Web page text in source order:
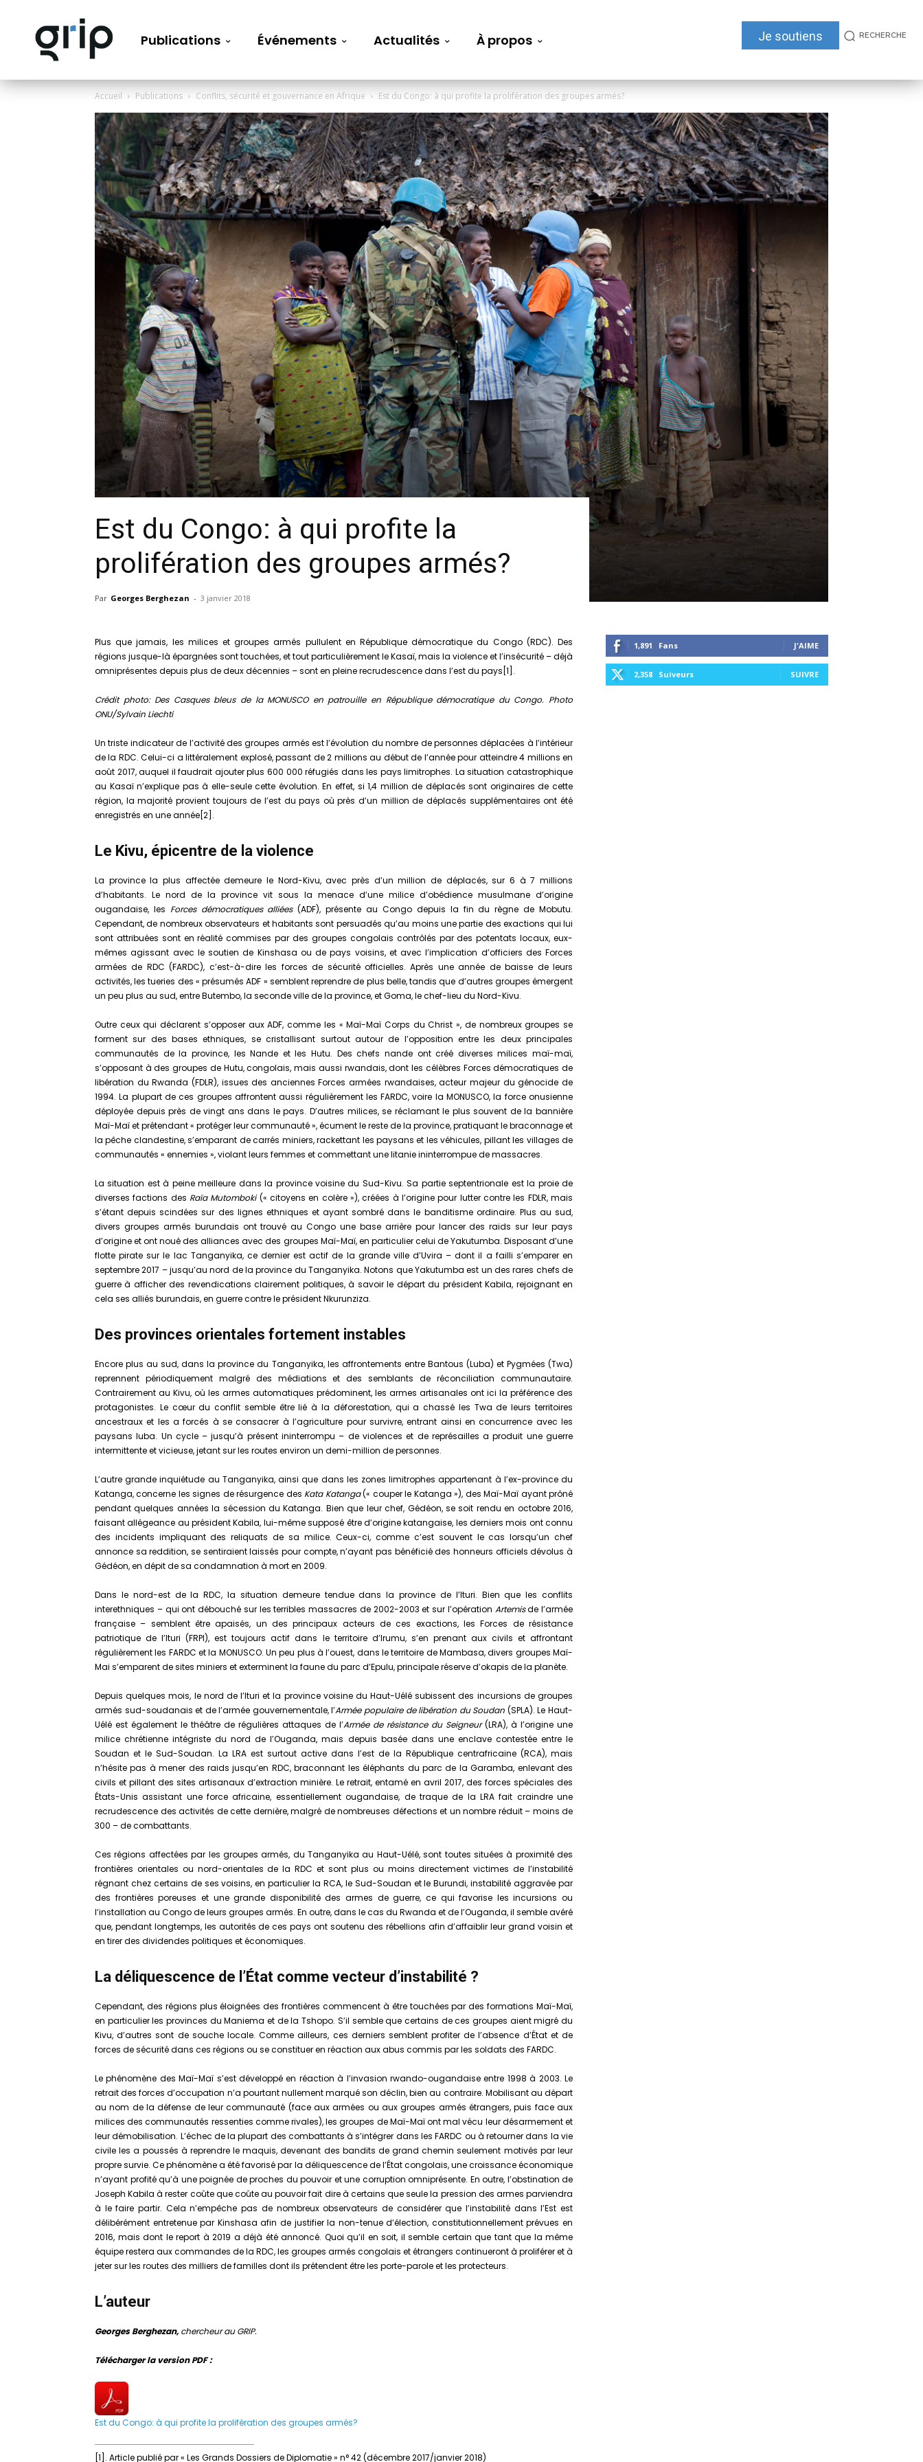
Publications Événements Actualités À propos Je soutiens RECHERCHE
Accueil Publications Conflits, sécurité et gouvernance en Afrique Est du Congo: à qui profite la prolifération des groupes armés?
Est du Congo: à qui profite la
prolifération des groupes armés?
Par Georges Berghezan - 3 janvier 2018
Plus que jamais, les milices et groupes armés pullulent en République démocratique du Congo (RDC). Des
régions jusque-là épargnées sont touchées, et tout particulièrement le Kasaï, mais la violence et l’insécurité – déjà
omniprésentes depuis plus de deux décennies – sont en pleine recrudescence dans l’est du pays[1].
Crédit photo: Des Casques bleus de la MONUSCO en patrouille en République démocratique du Congo. Photo
ONU/Sylvain Liechti
Un triste indicateur de l’activité des groupes armés est l’évolution du nombre de personnes déplacées à l’intérieur
de la RDC. Celui-ci a littéralement explosé, passant de 2 millions au début de l’année pour atteindre 4 millions en
août 2017, auquel il faudrait ajouter plus 600 000 réfugiés dans les pays limitrophes. La situation catastrophique
au Kasaï n’explique pas à elle-seule cette évolution. En effet, si 1,4 million de déplacés sont originaires de cette
région, la majorité provient toujours de l’est du pays où près d’un million de déplacés supplémentaires ont été
enregistrés en une année[2].
Le Kivu, épicentre de la violence
La province la plus affectée demeure le Nord-Kivu, avec près d’un million de déplacés, sur 6 à 7 millions
d’habitants. Le nord de la province vit sous la menace d’une milice d’obédience musulmane d’origine
ougandaise, les Forces démocratiques alliées(ADF), présente au Congo depuis la fin du règne de Mobutu.
Cependant, de nombreux observateurs et habitants sont persuadés qu’au moins une partie des exactions qui lui
sont attribuées sont en réalité commises par des groupes congolais contrôlés par des potentats locaux, eux-
mêmes agissant avec le soutien de Kinshasa ou de pays voisins, et avec l’implication d’officiers des Forces
armées de RDC (FARDC), c’est-à-dire les forces de sécurité officielles. Après une année de baisse de leurs
activités, les tueries des « présumés ADF » semblent reprendre de plus belle, tandis que d’autres groupes émergent
un peu plus au sud, entre Butembo, la seconde ville de la province, et Goma, le chef-lieu du Nord-Kivu.
Outre ceux qui déclarent s’opposer aux ADF, comme les « Maï-Maï Corps du Christ », de nombreux groupes se
forment sur des bases ethniques, se cristallisant surtout autour de l’opposition entre les deux principales
communautés de la province, les Nande et les Hutu. Des chefs nande ont créé diverses milices maï-maï,
s’opposant à des groupes de Hutu, congolais, mais aussi rwandais, dont les célèbres Forces démocratiques de
libération du Rwanda (FDLR), issues des anciennes Forces armées rwandaises, acteur majeur du génocide de
1994. La plupart de ces groupes affrontent aussi régulièrement les FARDC, voire la MONUSCO, la force onusienne
déployée depuis près de vingt ans dans le pays. D’autres milices, se réclamant le plus souvent de la bannière
Maï-Maï et prétendant « protéger leur communauté », écument le reste de la province, pratiquant le braconnage et
la pêche clandestine, s’emparant de carrés miniers, rackettant les paysans et les véhicules, pillant les villages de
communautés « ennemies », violant leurs femmes et commettant une litanie ininterrompue de massacres.
La situation est à peine meilleure dans la province voisine du Sud-Kivu. Sa partie septentrionale est la proie de
diverses factions des Raïa Mutomboki(« citoyens en colère »), créées à l’origine pour lutter contre les FDLR, mais
s’étant depuis scindées sur des lignes ethniques et ayant sombré dans le banditisme ordinaire. Plus au sud,
divers groupes armés burundais ont trouvé au Congo une base arrière pour lancer des raids sur leur pays
d’origine et ont noué des alliances avec des groupes Maï-Maï, en particulier celui de Yakutumba. Disposant d’une
flotte pirate sur le lac Tanganyika, ce dernier est actif de la grande ville d’Uvira – dont il a failli s’emparer en
septembre 2017 – jusqu’au nord de la province du Tanganyika. Notons que Yakutumba est un des rares chefs de
guerre à afficher des revendications clairement politiques, à savoir le départ du président Kabila, rejoignant en
cela ses alliés burundais, en guerre contre le président Nkurunziza.
Des provinces orientales fortement instables
Encore plus au sud, dans la province du Tanganyika, les affrontements entre Bantous (Luba) et Pygmées (Twa)
reprennent périodiquement malgré des médiations et des semblants de réconciliation communautaire.
Contrairement au Kivu, où les armes automatiques prédominent, les armes artisanales ont ici la préférence des
protagonistes. Le cœur du conflit semble être lié à la déforestation, qui a chassé les Twa de leurs territoires
ancestraux et les a forcés à se consacrer à l’agriculture pour survivre, entrant ainsi en concurrence avec les
paysans luba. Un cycle – jusqu’à présent ininterrompu – de violences et de représailles a produit une guerre
intermittente et vicieuse, jetant sur les routes environ un demi-million de personnes.
L’autre grande inquiétude au Tanganyika, ainsi que dans les zones limitrophes appartenant à l’ex-province du
Katanga, concerne les signes de résurgence des Kata Katanga(« couper le Katanga »), des Maï-Maï ayant prôné
pendant quelques années la sécession du Katanga. Bien que leur chef, Gédéon, se soit rendu en octobre 2016,
faisant allégeance au président Kabila, lui-même supposé être d’origine katangaise, les derniers mois ont connu
des incidents impliquant des reliquats de sa milice. Ceux-ci, comme c’est souvent le cas lorsqu’un chef
annonce sa reddition, se sentiraient laissés pour compte, n’ayant pas bénéficié des honneurs officiels dévolus à
Gédéon, en dépit de sa condamnation à mort en 2009.
Dans le nord-est de la RDC, la situation demeure tendue dans la province de l’Ituri. Bien que les conflits
interethniques – qui ont débouché sur les terribles massacres de 2002-2003 et sur l’opération Artemisde l’armée
française – semblent être apaisés, un des principaux acteurs de ces exactions, les Forces de résistance
patriotique de l’Ituri (FRPI), est toujours actif dans le territoire d’Irumu, s’en prenant aux civils et affrontant
régulièrement les FARDC et la MONUSCO. Un peu plus à l’ouest, dans le territoire de Mambasa, divers groupes Maï-
Mai s’emparent de sites miniers et exterminent la faune du parc d’Epulu, principale réserve d’okapis de la planète.
Depuis quelques mois, le nord de l’Ituri et la province voisine du Haut-Uélé subissent des incursions de groupes
armés sud-soudanais et de l’armée gouvernementale, l’Armée populaire de libération du Soudan (SPLA). Le Haut-
Uélé est également le théâtre de régulières attaques de l’Armée de résistance du Seigneur(LRA), à l’origine une
milice chrétienne intégriste du nord de l’Ouganda, mais depuis basée dans une enclave contestée entre le
Soudan et le Sud-Soudan. La LRA est surtout active dans l’est de la République centrafricaine (RCA), mais
n’hésite pas à mener des raids jusqu’en RDC, braconnant les éléphants du parc de la Garamba, enlevant des
civils et pillant des sites artisanaux d’extraction minière. Le retrait, entamé en avril 2017, des forces spéciales des
États-Unis assistant une force africaine, essentiellement ougandaise, de traque de la LRA fait craindre une
recrudescence des activités de cette dernière, malgré de nombreuses défections et un nombre réduit – moins de
300 – de combattants.
Ces régions affectées par les groupes armés, du Tanganyika au Haut-Uélé, sont toutes situées à proximité des
frontières orientales ou nord-orientales de la RDC et sont plus ou moins directement victimes de l’instabilité
régnant chez certains de ses voisins, en particulier la RCA, le Sud-Soudan et le Burundi, instabilité aggravée par
des frontières poreuses et une grande disponibilité des armes de guerre, ce qui favorise les incursions ou
l’installation au Congo de leurs groupes armés. En outre, dans le cas du Rwanda et de l’Ouganda, il semble avéré
que, pendant longtemps, les autorités de ces pays ont soutenu des rébellions afin d’affaiblir leur grand voisin et
en tirer des dividendes politiques et économiques.
La déliquescence de l’État comme vecteur d’instabilité ?
Cependant, des régions plus éloignées des frontières commencent à être touchées par des formations Maï-Maï,
en particulier les provinces du Maniema et de la Tshopo. S’il semble que certains de ces groupes aient migré du
Kivu, d’autres sont de souche locale. Comme ailleurs, ces derniers semblent profiter de l’absence d’État et de
forces de sécurité dans ces régions ou se constituer en réaction aux abus commis par les soldats des FARDC.
Le phénomène des Maï-Maï s’est développé en réaction à l’invasion rwando-ougandaise entre 1998 à 2003. Le
retrait des forces d’occupation n’a pourtant nullement marqué son déclin, bien au contraire. Mobilisant au départ
au nom de la défense de leur communauté (face aux armées ou aux groupes armés étrangers, puis face aux
milices des communautés ressenties comme rivales), les groupes de Maï-Maï ont mal vécu leur désarmement et
leur démobilisation. L’échec de la plupart des combattants à s’intégrer dans les FARDC ou à retourner dans la vie
civile les a poussés à reprendre le maquis, devenant des bandits de grand chemin seulement motivés par leur
propre survie. Ce phénomène a été favorisé par la déliquescence de l’État congolais, une croissance économique
n’ayant profité qu’à une poignée de proches du pouvoir et une corruption omniprésente. En outre, l’obstination de
Joseph Kabila à rester coûte que coûte au pouvoir fait dire à certains que seule la pression des armes parviendra
à le faire partir. Cela n’empêche pas de nombreux observateurs de considérer que l’instabilité dans l’Est est
délibérément entretenue par Kinshasa afin de justifier la non-tenue d’élection, constitutionnellement prévues en
2016, mais dont le report à 2019 a déjà été annoncé. Quoi qu’il en soit, il semble certain que tant que la même
équipe restera aux commandes de la RDC, les groupes armés congolais et étrangers continueront à proliférer et à
jeter sur les routes des milliers de familles dont ils prétendent être les porte-parole et les protecteurs.
L’auteur
Georges Berghezan,chercheur au GRIP.
Télécharger la version PDF :
Est du Congo: à qui profite la prolifération des groupes armés?
[1]. Article publié par « Les Grands Dossiers de Diplomatie » n° 42 (décembre 2017/janvier 2018)
1,891 Fans J'AIME
2,358 Suiveurs SUIVRE